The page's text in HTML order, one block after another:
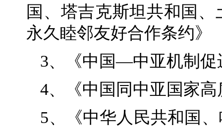
国、塔吉克斯坦共和国
永久睦邻友好合作条约》
3、《中国—中亚机制促
4、《中国同中亚国家
5、《中华人民共和国